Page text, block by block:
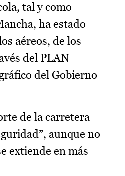
tal y como
ha estado
aéreos, de los
del PLAN
del Gobierno
de la carretera
aunque no
extiende en más